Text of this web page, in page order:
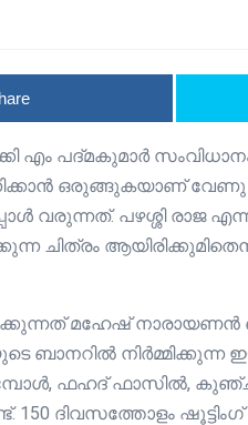
എം പദ്‌മകുമാർ
ഒരുങ്ങുകയാണ് വേണു
വരുന്നത്. പഴശ്ശി രാജ എന്ന
ചിത്രം
മഹേഷ് നാരായണൻ
ബാനറിൽ നിർമ്മിക്കുന്ന
ഫഹദ് ഫാസിൽ,
ദിവസത്തോളം ഷൂട്ടിംഗ്